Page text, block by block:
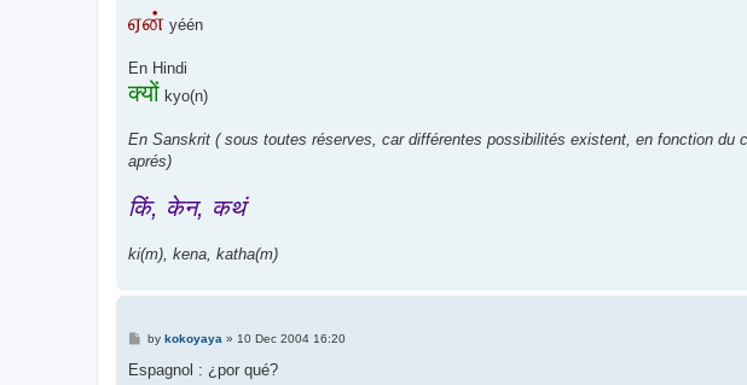
ஏன் yéén
En Hindi
क्यों kyo(n)
En Sanskrit ( sous toutes réserves, car différentes possibilités existent, en fonction
aprés)
किं, केन, कथं
ki(m), kena, katha(m)
P
s
by kokoyaya » 10 Dec 2004 16:20
Espagnol : ¿por qué?